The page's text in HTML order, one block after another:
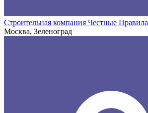
Строительная компания Честные Правила
Москва, Зеленоград